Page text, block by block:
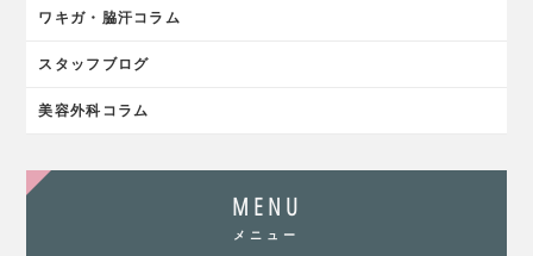
ワキガ・脇汗コラム
スタッフブログ
美容外科コラム
MENU
メニュー